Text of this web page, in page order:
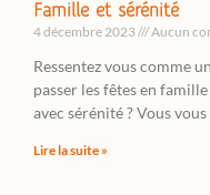
Famille et sérénité
4 décembre 2023 Aucun
Ressentez vous comme
passer les fêtes en
avec sérénité ? Vous vous
Lire la suite »